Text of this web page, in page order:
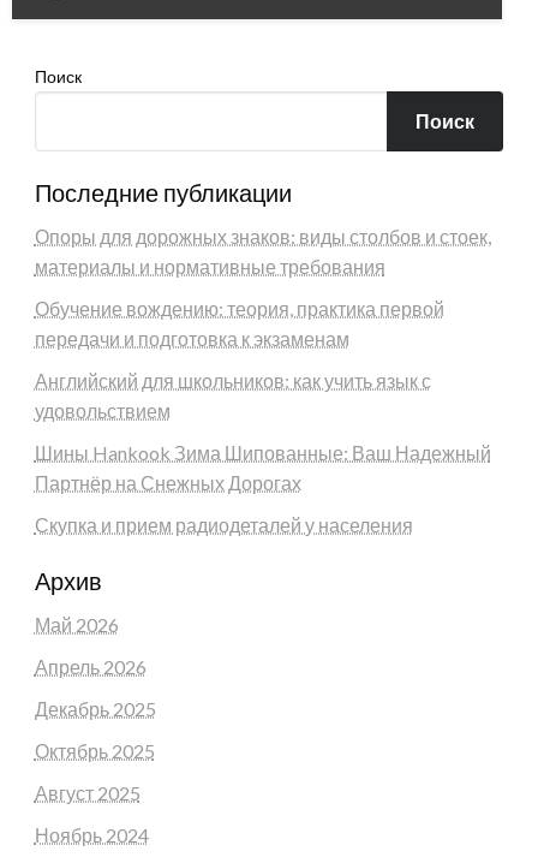
Поиск
Поиск
Последние публикации
Опоры для дорожных знаков: виды столбов и стоек,
материалы и нормативные требования
Обучение вождению: теория, практика первой
передачи и подготовка к экзаменам
Английский для школьников: как учить язык с
удовольствием
Шины Hankook Зима Шипованные: Ваш Надежный
Партнёр на Снежных Дорогах
Скупка и прием радиодеталей у населения
Архив
Май 2026
Апрель 2026
Декабрь 2025
Октябрь 2025
Август 2025
Ноябрь 2024